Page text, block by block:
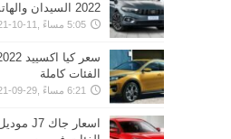
2022 السيدان والهاتشباك
5:05 مساءً ,11-10-2021
الفئات كاملة
6:21 مساءً ,29-09-2021